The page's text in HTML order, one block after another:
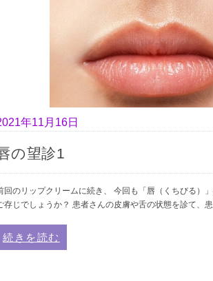
年11月16日
の望診1
回のリップクリームに続き、 今回も「唇（くちびる）
存じでしょうか？ 患者さんの皮膚や舌の状態を診て、
続きを読む